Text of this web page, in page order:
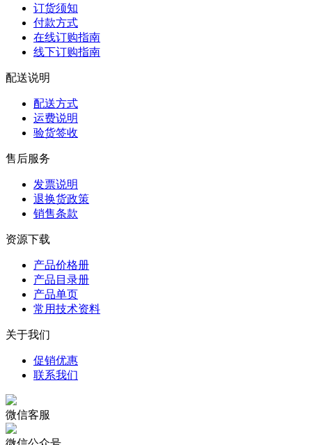
订货须知
付款方式
在线订购指南
线下订购指南
配送说明
配送方式
运费说明
验货签收
售后服务
发票说明
退换货政策
销售条款
资源下载
产品价格册
产品目录册
产品单页
常用技术资料
关于我们
促销优惠
联系我们
微信客服